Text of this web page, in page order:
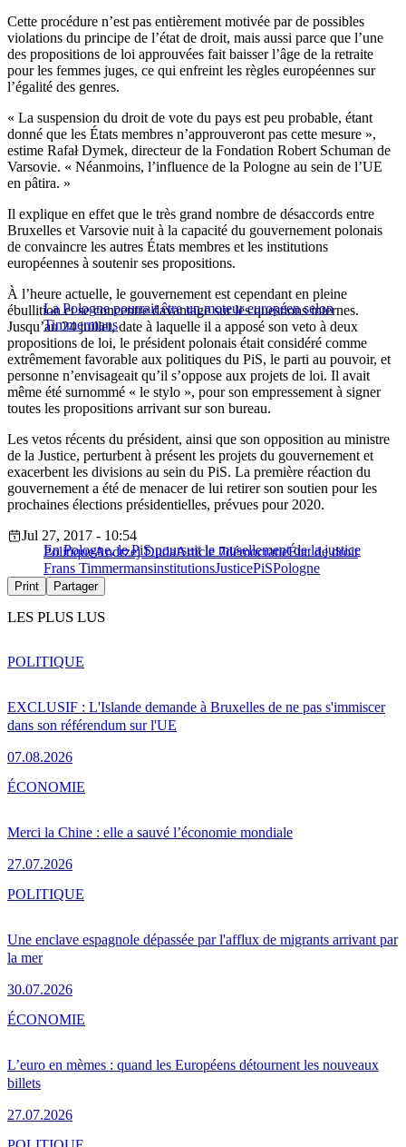
Cette procédure n’est pas entièrement motivée par de possibles
violations du principe de l’état de droit, mais aussi parce que l’une
des propositions de loi approuvées fait baisser l’âge de la retraite
pour les femmes juges, ce qui enfreint les règles européennes sur
l’égalité des genres.
« La suspension du droit de vote du pays est peu probable, étant
donné que les États membres n’approuveront pas cette mesure »,
estime Rafał Dymek, directeur de la Fondation Robert Schuman de
Varsovie. « Néanmoins, l’influence de la Pologne au sein de l’UE
en pâtira. »
Il explique en effet que le très grand nombre de désaccords entre
Bruxelles et Varsovie nuit à la capacité du gouvernement polonais
de convaincre les autres États membres et les institutions
européennes à soutenir ses propositions.
La Pologne pourrait être un moteur européen selon
Timmermans
À l’heure actuelle, le gouvernement est cependant en pleine
ébullition et se concentre davantage sur les questions internes.
Jusqu’au 24 juillet, date à laquelle il a apposé son veto à deux
propositions de loi, le président polonais était considéré comme
extrêmement favorable aux politiques du PiS, le parti au pouvoir, et
personne n’envisageait qu’il s’oppose aux projets de loi. Il avait
même été surnommé « le stylo », pour son empressement à signer
toutes les propositions arrivant sur son bureau.
Les vetos récents du président, ainsi que son opposition au ministre
de la Justice, perturbent à présent les projets du gouvernement et
exacerbent les divisions au sein du PiS. La première réaction du
gouvernement a été de menacer de lui retirer son soutien pour les
prochaines élections présidentielles, prévues pour 2020.
En Pologne, le PiS poursuit le musellement de la justice
Jul 27, 2017 - 10:54
PolitiqueAndrzej DudaArticle 7démocratieÉtat de droit
Frans TimmermansinstitutionsJusticePiSPologne
Print Partager
LES PLUS LUS
EXCLUSIF : L'Islande demande à Bruxelles de ne pas s'immiscer
dans son référendum sur l'UE
07.08.2026
POLITIQUE
Merci la Chine : elle a sauvé l’économie mondiale
27.07.2026
ÉCONOMIE
Une enclave espagnole dépassée par l'afflux de migrants arrivant par
la mer
30.07.2026
POLITIQUE
L’euro en mèmes : quand les Européens détournent les nouveaux
billets
27.07.2026
ÉCONOMIE